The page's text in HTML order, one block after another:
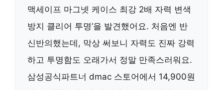
맥세이프 마그넷 케이스 최강 2배 자력 변색
방지 클리어 투명’을 발견했어요. 처음엔 반
신반의했는데, 막상 써보니 자력도 진짜 강력
하고 투명함도 오래가서 정말 만족스러워요.
삼성공식파트너 dmac 스토어에서 14,900원